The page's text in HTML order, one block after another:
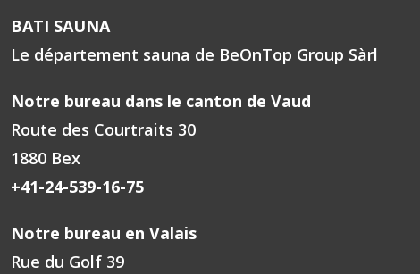
BATI SAUNA
Le département sauna de BeOnTop Group Sàrl
Notre bureau dans le canton de Vaud
Route des Courtraits 30
1880 Bex
+41-24-539-16-75
Notre bureau en Valais
Rue du Golf 39